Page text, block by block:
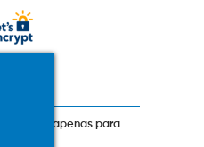
válidos apenas para